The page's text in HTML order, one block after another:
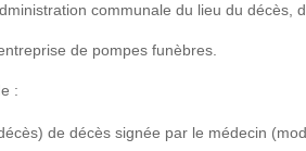
communale du lieu du décès,
de pompes funèbres.
:
de décès signée par le médecin